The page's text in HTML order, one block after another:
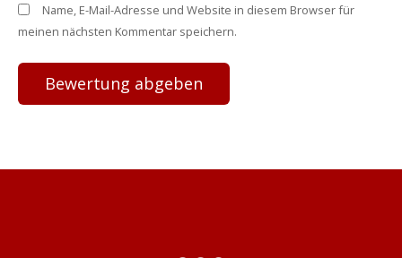
Name, E-Mail-Adresse und Website in diesem Browser für
meinen nächsten Kommentar speichern.